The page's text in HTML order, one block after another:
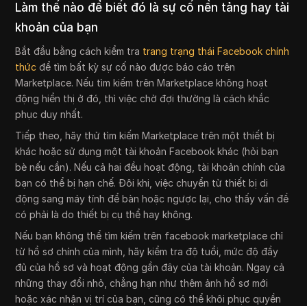
Làm thế nào để biết đó là sự cố nền tảng hay tài
khoản của bạn
Bắt đầu bằng cách kiểm tra trang trạng thái Facebook chính
thức để tìm bất kỳ sự cố nào được báo cáo trên
Marketplace. Nếu tìm kiếm trên Marketplace không hoạt
động hiển thị ở đó, thì việc chờ đợi thường là cách khắc
phục duy nhất.
Tiếp theo, hãy thử tìm kiếm Marketplace trên một thiết bị
khác hoặc sử dụng một tài khoản Facebook khác (hỏi bạn
bè nếu cần). Nếu cả hai đều hoạt động, tài khoản chính của
bạn có thể bị hạn chế. Đôi khi, việc chuyển từ thiết bị di
động sang máy tính để bàn hoặc ngược lại, cho thấy vấn đề
có phải là do thiết bị cụ thể hay không.
Nếu bạn không thể tìm kiếm trên facebook marketplace chỉ
từ hồ sơ chính của mình, hãy kiểm tra độ tuổi, mức độ đầy
đủ của hồ sơ và hoạt động gần đây của tài khoản. Ngay cả
những thay đổi nhỏ, chẳng hạn như thêm ảnh hồ sơ mới
hoặc xác nhận vị trí của bạn, cũng có thể khôi phục quyền